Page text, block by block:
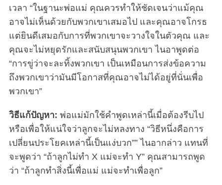
เวลา “ในฐานะพ่อแม่ คุณควรทำให้ชัดเจนว่าแม้คุณ
อาจไม่เห็นด้วยกับพวกเขาเสมอไป และคุณอาจโกรธ
แต่ยินดีเสมอกับการที่พวกเขาจะวางใจในตัวคุณ และ
คุณจะไม่หยุดรักและสนับสนุนพวกเขา ไนอาพูดต่อ
“การขู่ว่าจะละทิ้งพวกเขา เป็นเหมือนการส่งข้อความ
ถึงพวกเขาว่ามันมีโอกาสที่คุณอาจไม่ได้อยู่ที่นั่นเพื่อ
พวกเขา”
วิธีแก้ปัญหา: พ่อแม่มักใช้คำพูดเหล่านี้เมื่อต้องรีบไป
หรือเพื่อให้แน่ใจว่าลูกจะไม่หลงทาง “วิธีหนึ่งคือการ
เปลี่ยนประโยคเหล่านี้เป็นแง่บวก”” ไนอากล่าว แทนที่
จะพูดว่า “ถ้าลูกไม่ทำ X แม่จะทำ Y” คุณสามารถพูด
ว่า “ถ้าลูกทำสิ่งนี้เพื่อแม่ แม่จะทำเพื่อลูก”
S
a
r
c
o
: